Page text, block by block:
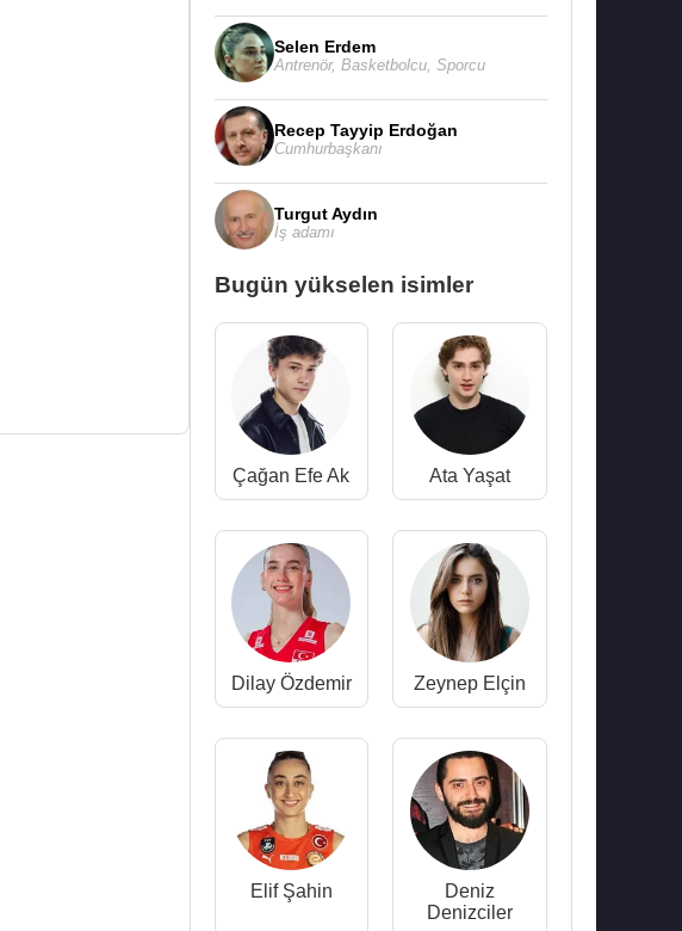
Selen Erdem
Antrenör, Basketbolcu, Sporcu
Recep Tayyip Erdoğan
Cumhurbaşkanı
Turgut Aydın
İş adamı
Bugün yükselen isimler
Çağan Efe Ak Ata Yaşat
Dilay Özdemir Zeynep Elçin
Elif Şahin
Deniz
Denizciler